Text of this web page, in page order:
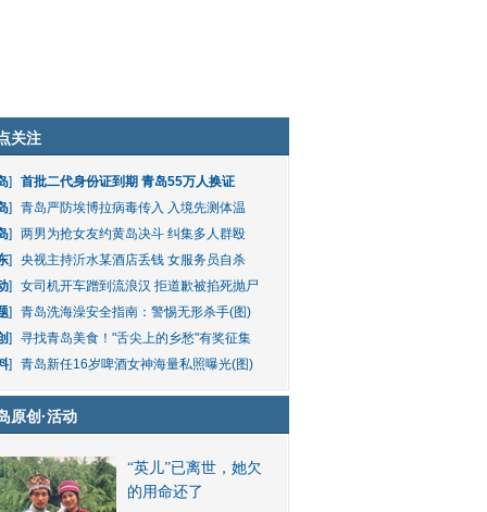
关注
]
首批二代身份证到期 青岛55万人换证
]
青岛严防埃博拉病毒传入 入境先测体温
]
两男为抢女友约黄岛决斗 纠集多人群殴
]
央视主持沂水某酒店丢钱 女服务员自杀
]
女司机开车蹭到流浪汉 拒道歉被掐死抛尸
]
青岛洗海澡安全指南：警惕无形杀手(图)
]
寻找青岛美食！"舌尖上的乡愁"有奖征集
] 青岛新任16岁啤酒女神海量私照曝光(图)
原创 ·活动
“英儿”已离世，她欠
的用命还了